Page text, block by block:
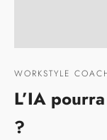
WORKSTYLE
L’IA
?